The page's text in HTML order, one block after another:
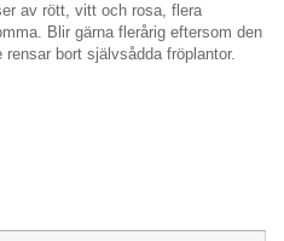
av rött, vitt och rosa, flera
Blir gärna flerårig eftersom den
bort självsådda fröplantor.